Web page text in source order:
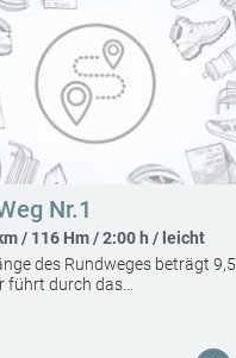
Nr.1
/ 116 Hm / 2:00 h / leicht
des Rundweges beträgt 9,5
führt durch das…